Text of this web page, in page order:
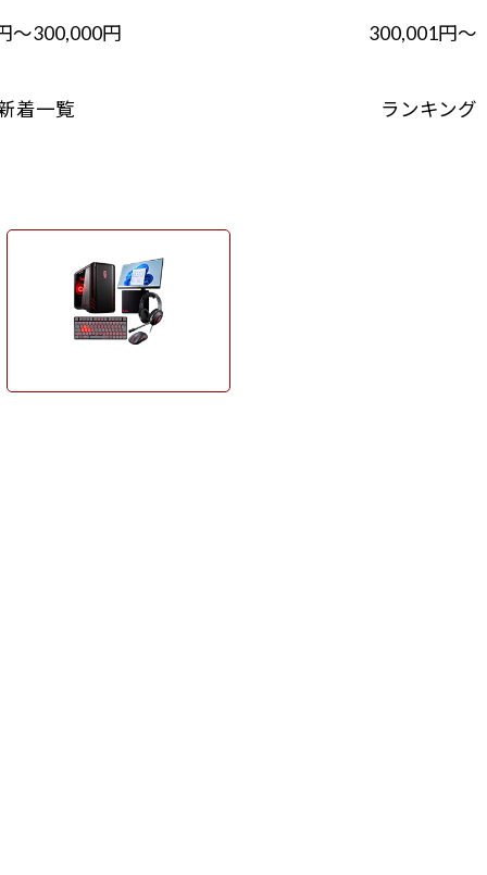
～300,000円 300,001円～
着一覧 ランキング